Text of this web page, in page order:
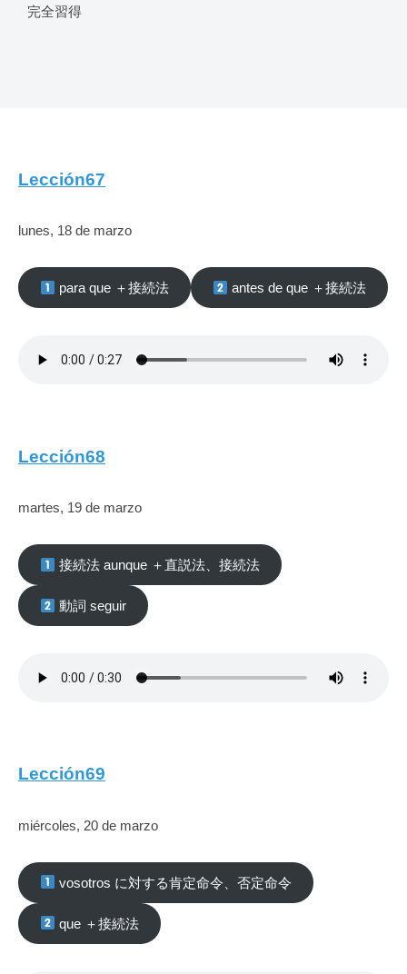
完全習得
Lección67
lunes, 18 de marzo
para que ＋接続法 antes de que ＋接続法
Lección68
martes, 19 de marzo
接続法 aunque ＋直説法、接続法
動詞 seguir
Lección69
miércoles, 20 de marzo
vosotros に対する肯定命令、否定命令
que ＋接続法